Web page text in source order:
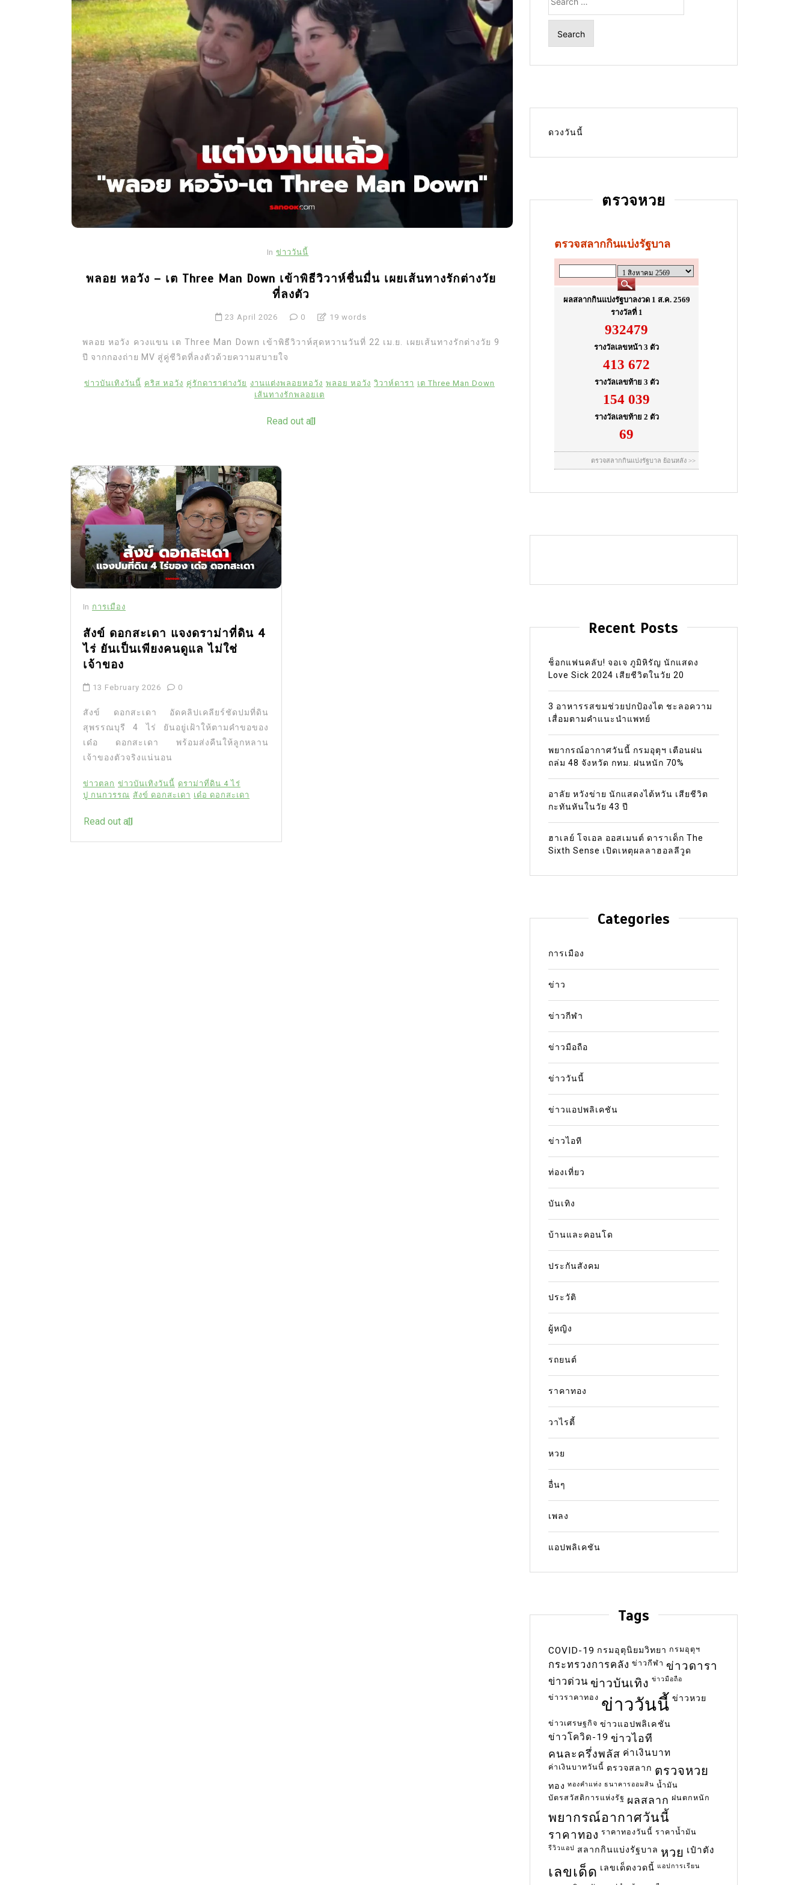
In ข่าววันนี้
พลอย หอวัง – เต Three Man Down เข้าพิธีวิวาห์ชื่นมื่น เผยเส้นทางรักต่างวัย
ที่ลงตัว
23 April 2026 0 19 words
พลอย หอวัง ควงแขน เต Three Man Down เข้าพิธีวิวาห์สุดหวานวันที่ 22 เม.ย. เผยเส้นทางรักต่างวัย 9
ปี จากกองถ่าย MV สู่คู่ชีวิตที่ลงตัวด้วยความสบายใจ
ข่าวบันเทิงวันนี้ คริส หอวัง คู่รักดาราต่างวัย งานแต่งพลอยหอวัง พลอย หอวัง วิวาห์ดารา เต Three Man Down
เส้นทางรักพลอยเต
Read out all
In การเมือง
สังข์ ดอกสะเดา แจงดราม่าที่ดิน 4
ไร่ ยันเป็นเพียงคนดูแล ไม่ใช่
เจ้าของ
13 February 2026 0
สังข์ ดอกสะเดา อัดคลิปเคลียร์ชัดปมที่ดิน
สุพรรณบุรี 4 ไร่ ยันอยู่เฝ้าให้ตามคำขอของ
เด๋อ ดอกสะเดา พร้อมส่งคืนให้ลูกหลาน
เจ้าของตัวจริงแน่นอน
ข่าวตลก ข่าวบันเทิงวันนี้ ดราม่าที่ดิน 4 ไร่
ปู กนกวรรณ สังข์ ดอกสะเดา เด๋อ ดอกสะเดา
Read out all
for:
ดวงวันนี้
ตรวจหวย
Recent Posts
ช็อกแฟนคลับ! จอเจ ภูมิหิรัญ นักแสดง
Love Sick 2024 เสียชีวิตในวัย 20
3 อาหารรสขมช่วยปกป้องไต ชะลอความ
เสื่อมตามคำแนะนำแพทย์
พยากรณ์อากาศวันนี้ กรมอุตุฯ เตือนฝน
ถล่ม 48 จังหวัด กทม. ฝนหนัก 70%
อาลัย หวังข่าย นักแสดงไต้หวัน เสียชีวิต
กะทันหันในวัย 43 ปี
ฮาเลย์ โจเอล ออสเมนต์ ดาราเด็ก The
Sixth Sense เปิดเหตุผลลาฮอลลีวูด
Categories
การเมือง
ข่าว
ข่าวกีฬา
ข่าวมือถือ
ข่าววันนี้
ข่าวแอปพลิเคชัน
ข่าวไอที
ท่องเที่ยว
บันเทิง
บ้านและคอนโด
ประกันสังคม
ประวัติ
ผู้หญิง
รถยนต์
ราคาทอง
วาไรตี้
หวย
อื่นๆ
เพลง
แอปพลิเคชัน
Tags
COVID-19 กรมอุตุนิยมวิทยา กรมอุตุฯ
กระทรวงการคลัง ข่าวกีฬา ข่าวดารา
ข่าวด่วน ข่าวบันเทิง ข่าวมือถือ
ข่าวราคาทอง ข่าววันนี้ ข่าวหวย
ข่าวเศรษฐกิจ ข่าวแอปพลิเคชัน
ข่าวโควิด-19 ข่าวไอที
คนละครึ่งพลัส ค่าเงินบาท
ค่าเงินบาทวันนี้ ตรวจสลาก ตรวจหวย
ทอง ทองคำแท่ง ธนาคารออมสิน น้ำมัน
บัตรสวัสดิการแห่งรัฐ ผลสลาก ฝนตกหนัก
พยากรณ์อากาศวันนี้
ราคาทอง ราคาทองวันนี้ ราคาน้ำมัน
รีวิวแอป สลากกินแบ่งรัฐบาล หวย เป๋าตัง
เลขเด็ด เลขเด็ดงวดนี้ แอปการเรียน